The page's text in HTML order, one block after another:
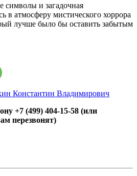
символы и загадочная
в атмосферу мистического хоррора
лучше было бы оставить забытым
Константин Владимирович
+7 (499) 404-15-58 (или
перезвонят)